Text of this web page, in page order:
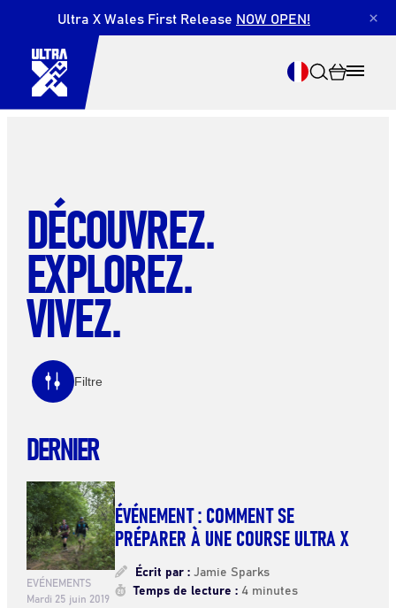
Ultra X Wales First Release NOW OPEN! ×
Recherche
DÉCOUVREZ.
EXPLOREZ.
VIVEZ.
Filtre
DERNIER
EVÉNEMENTS
Mardi 25 juin 2019
ÉVÉNEMENT : COMMENT SE
PRÉPARER À UNE COURSE ULTRA X
Écrit par :Jamie Sparks
Temps de lecture :4 minutes